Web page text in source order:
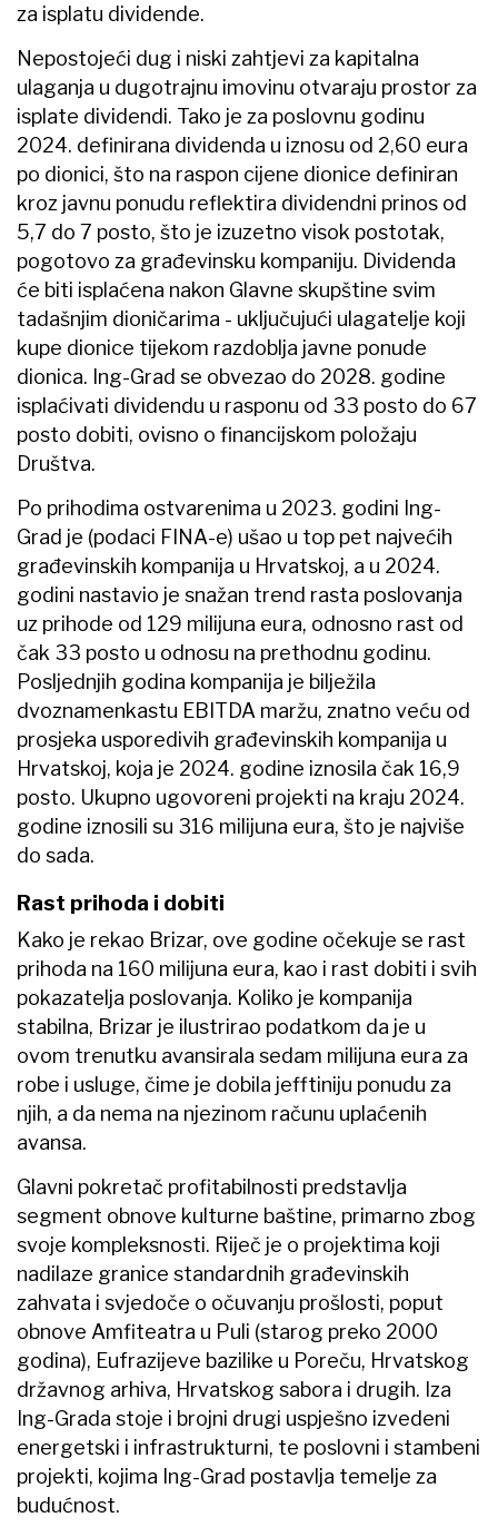
za isplatu dividende.
Nepostojeći dug i niski zahtjevi za kapitalna
ulaganja u dugotrajnu imovinu otvaraju prostor za
isplate dividendi. Tako je za poslovnu godinu
2024. definirana dividenda u iznosu od 2,60 eura
po dionici, što na raspon cijene dionice definiran
kroz javnu ponudu reflektira dividendni prinos od
5,7 do 7 posto, što je izuzetno visok postotak,
pogotovo za građevinsku kompaniju. Dividenda
će biti isplaćena nakon Glavne skupštine svim
tadašnjim dioničarima - uključujući ulagatelje koji
kupe dionice tijekom razdoblja javne ponude
dionica. Ing-Grad se obvezao do 2028. godine
isplaćivati dividendu u rasponu od 33 posto do 67
posto dobiti, ovisno o financijskom položaju
Društva.
Po prihodima ostvarenima u 2023. godini Ing-
Grad je (podaci FINA-e) ušao u top pet najvećih
građevinskih kompanija u Hrvatskoj, a u 2024.
godini nastavio je snažan trend rasta poslovanja
uz prihode od 129 milijuna eura, odnosno rast od
čak 33 posto u odnosu na prethodnu godinu.
Posljednjih godina kompanija je bilježila
dvoznamenkastu EBITDA maržu, znatno veću od
prosjeka usporedivih građevinskih kompanija u
Hrvatskoj, koja je 2024. godine iznosila čak 16,9
posto. Ukupno ugovoreni projekti na kraju 2024.
godine iznosili su 316 milijuna eura, što je najviše
do sada.
Rast prihoda i dobiti
Kako je rekao Brizar, ove godine očekuje se rast
prihoda na 160 milijuna eura, kao i rast dobiti i svih
pokazatelja poslovanja. Koliko je kompanija
stabilna, Brizar je ilustrirao podatkom da je u
ovom trenutku avansirala sedam milijuna eura za
robe i usluge, čime je dobila jefftiniju ponudu za
njih, a da nema na njezinom računu uplaćenih
avansa.
Glavni pokretač profitabilnosti predstavlja
segment obnove kulturne baštine, primarno zbog
svoje kompleksnosti. Riječ je o projektima koji
nadilaze granice standardnih građevinskih
zahvata i svjedoče o očuvanju prošlosti, poput
obnove Amfiteatra u Puli (starog preko 2000
godina), Eufrazijeve bazilike u Poreču, Hrvatskog
državnog arhiva, Hrvatskog sabora i drugih. Iza
Ing-Grada stoje i brojni drugi uspješno izvedeni
energetski i infrastrukturni, te poslovni i stambeni
projekti, kojima Ing-Grad postavlja temelje za
budućnost.